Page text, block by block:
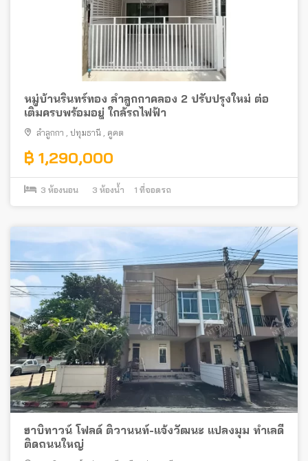
หมู่บ้านรินทร์ทอง ลำลูกกาคลอง 2 ปรับปรุงใหม่ ต่อ
เติมครบพร้อมอยู่ ใกล้รถไฟฟ้า
ลำลูกกา , ปทุมธานี , คูคต
฿ 1,290,000
3 ห้องนอน 3 ห้องน้ำ 1 ที่จอดรถ
ฮาบิทาวน์ โฟลด์ ติวานนท์-แจ้งวัฒนะ แปลงมุม ทำเลดี
ติดถนนใหญ่